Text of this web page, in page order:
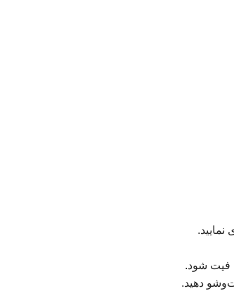
فیت شود.
دهید.